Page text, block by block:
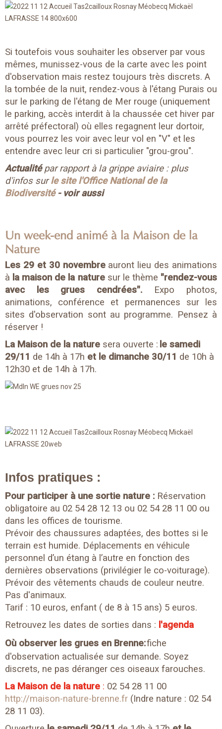
Si toutefois vous souhaiter les observer par vous
mêmes, munissez-vous de la carte avec les point
d'observation mais restez toujours très discrets. A
la tombée de la nuit, rendez-vous à l'étang Purais ou
sur le parking de l'étang de Mer rouge (uniquement
le parking, accès interdit à la chaussée cet hiver par
arrêté préfectoral) où elles regagnent leur dortoir,
vous pourrez les voir avec leur vol en "V" et les
entendre avec leur cri si particulier "grou-grou".
Actualitépar rapport à la grippe aviaire : plus
d'infos surle site l'Office National de la
Biodiversité- voir aussi
Un week-end animé à la Maison de la
Nature
Les 29 et 30 novembreauront lieu des animations
à la maison de la naturesur le thème "rendez-vous
avec les grues cendrées". Expo photos,
animations, conférence et permanences sur les
sites d'observation sont au programme. Pensez à
réserver !
La Maison de la nature sera ouverte : le samedi
29/11 de 14h à 17h et le dimanche 30/11 de 10h à
12h30 et de 14h à 17h.
Infos pratiques :
Pour participer à une sortie nature : Réservation
obligatoire au 02 54 28 12 13 ou 02 54 28 11 00 ou
dans les offices de tourisme.
Prévoir des chaussures adaptées, des bottes si le
terrain est humide. Déplacements en véhicule
personnel d’un étang à l’autre en fonction des
dernières observations (privilégier le co-voiturage).
Prévoir des vêtements chauds de couleur neutre.
Pas d'animaux.
Tarif : 10 euros, enfant ( de 8 à 15 ans) 5 euros.
Retrouvez les dates de sorties dans : l'agenda
Où observer les grues en Brenne:fiche
d'observation actualisée sur demande. Soyez
discrets, ne pas déranger ces oiseaux farouches.
La Maison de la nature : 02 54 28 11 00
http://maison-nature-brenne.fr (Indre nature : 02 54
28 11 03).